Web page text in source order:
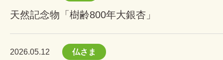
天然記念物「樹齢800年大銀杏」
2026.05.12 仏さま